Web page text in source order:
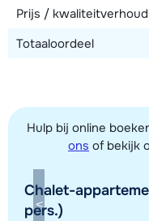
Toon alle
Prijs /
Totaaloordeel
Hulp bij online
ons of bekijk
Chalet-
pers.)